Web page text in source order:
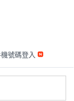
號碼登入